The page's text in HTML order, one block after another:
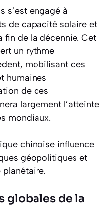
s’est engagé à
de capacité solaire et
fin de la décennie. Cet
un rythme
mobilisant des
humaines
de ces
largement l’atteinte
mondiaux.
chinoise influence
géopolitiques et
planétaire.
globales de la